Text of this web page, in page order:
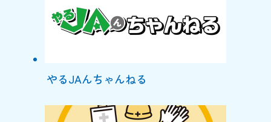
やるJAんちゃんねる